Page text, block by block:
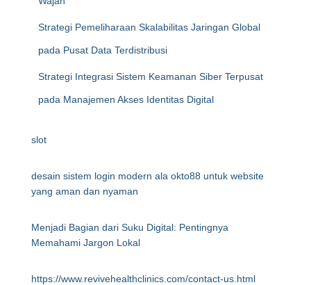
Strategi Pemeliharaan Skalabilitas Jaringan Global
pada Pusat Data Terdistribusi
Strategi Integrasi Sistem Keamanan Siber Terpusat
pada Manajemen Akses Identitas Digital
slot
desain sistem login modern ala okto88 untuk website
yang aman dan nyaman
Menjadi Bagian dari Suku Digital: Pentingnya
Memahami Jargon Lokal
https://www.revivehealthclinics.com/contact-us.html